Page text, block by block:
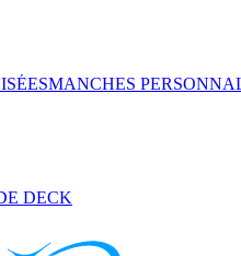
MANCHES
DECK